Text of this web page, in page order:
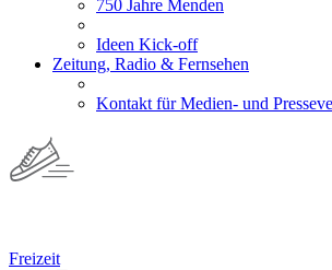
750 Jahre Menden
Ideen Kick-off
Zeitung, Radio & Fernsehen
Kontakt für Medien- und
Freizeit